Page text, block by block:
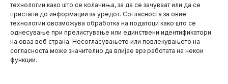
технологии како што се колачиња, за да се зачуваат или да се
пристапи до информации за уредот. Согласноста за овие
технологии овозможува обработка на податоци како што се
однесување при прелистување или единствени идентификатори
на оваа веб страна. Несогласувањето или повлекувањето на
согласноста може значително да влијае врз работата на некои
функции.